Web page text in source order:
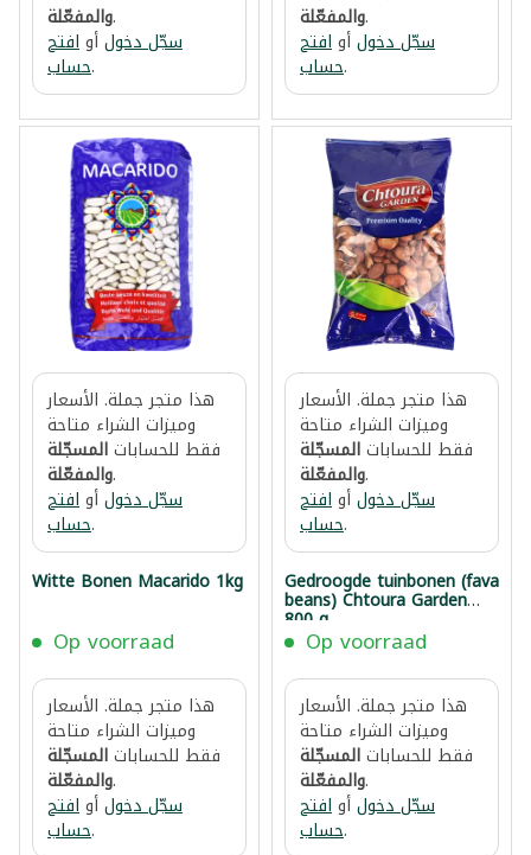
والمفعّلة.
سجّل دخولأوافتح
حساب.
والمفعّلة.
سجّل دخولأوافتح
حساب.
هذا متجر جملة. الأسعار
وميزات الشراء متاحة
فقط للحساباتالمسجّلة
والمفعّلة.
سجّل دخولأوافتح
حساب.
Witte Bonen Macarido 1kg
Op voorraad
هذا متجر جملة. الأسعار
وميزات الشراء متاحة
فقط للحساباتالمسجّلة
والمفعّلة.
سجّل دخولأوافتح
حساب.
هذا متجر جملة. الأسعار
وميزات الشراء متاحة
فقط للحساباتالمسجّلة
والمفعّلة.
سجّل دخولأوافتح
حساب.
Gedroogde tuinbonen (fava
beans) Chtoura Garden
800 g
Op voorraad
هذا متجر جملة. الأسعار
وميزات الشراء متاحة
فقط للحساباتالمسجّلة
والمفعّلة.
سجّل دخولأوافتح
حساب.